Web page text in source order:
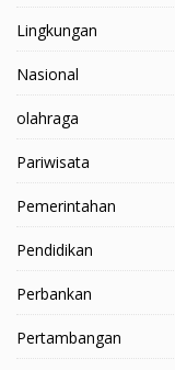
Lingkungan
Nasional
olahraga
Pariwisata
Pemerintahan
Pendidikan
Perbankan
Pertambangan